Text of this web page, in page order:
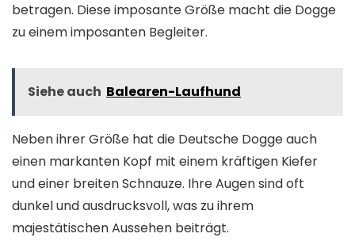
betragen. Diese imposante Größe macht die Dogge
zu einem imposanten Begleiter.
Siehe auch Balearen-Laufhund
Neben ihrer Größe hat die Deutsche Dogge auch
einen markanten Kopf mit einem kräftigen Kiefer
und einer breiten Schnauze. Ihre Augen sind oft
dunkel und ausdrucksvoll, was zu ihrem
majestätischen Aussehen beiträgt.